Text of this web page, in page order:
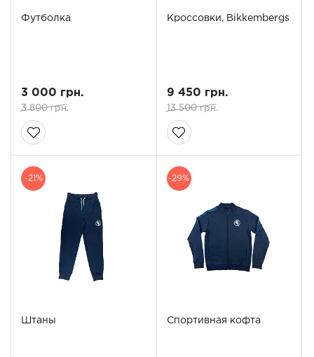
Футболка
3 000 грн.
3 800 грн.
Кроссовки, Bikkembergs
9 450 грн.
13 500 грн.
-21%
Штаны
-29%
Спортивная кофта